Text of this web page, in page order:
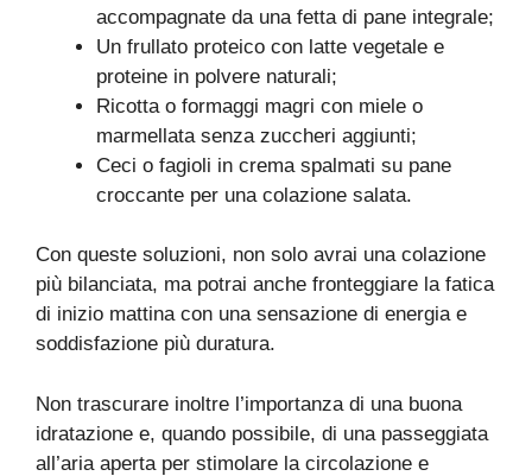
accompagnate da una fetta di pane integrale;
Un frullato proteico con latte vegetale e
proteine in polvere naturali;
Ricotta o formaggi magri con miele o
marmellata senza zuccheri aggiunti;
Ceci o fagioli in crema spalmati su pane
croccante per una colazione salata.
Con queste soluzioni, non solo avrai una colazione
più bilanciata, ma potrai anche fronteggiare la fatica
di inizio mattina con una sensazione di energia e
soddisfazione più duratura.
Non trascurare inoltre l’importanza di una buona
idratazione e, quando possibile, di una passeggiata
all’aria aperta per stimolare la circolazione e